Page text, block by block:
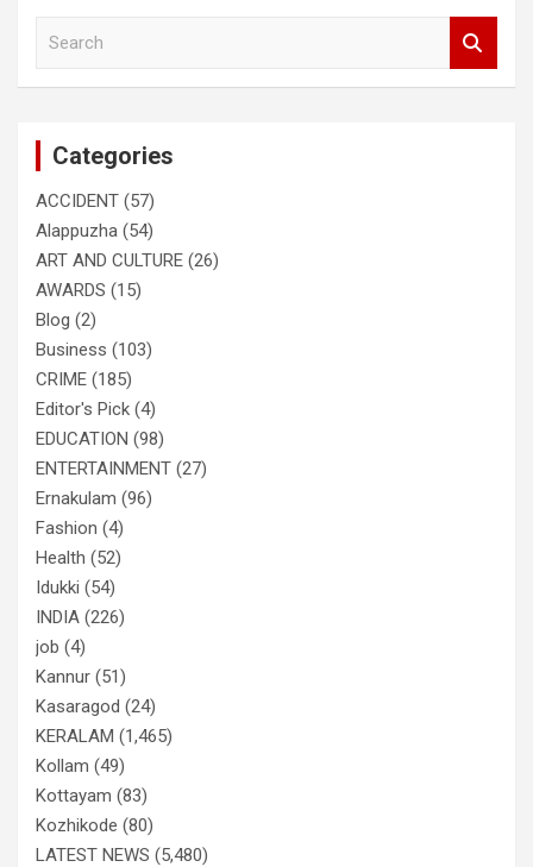
Categories
ACCIDENT (57)
Alappuzha (54)
ART AND CULTURE (26)
AWARDS (15)
Blog (2)
Business (103)
CRIME (185)
Editor's Pick (4)
EDUCATION (98)
ENTERTAINMENT (27)
Ernakulam (96)
Fashion (4)
Health (52)
Idukki (54)
INDIA (226)
job (4)
Kannur (51)
Kasaragod (24)
KERALAM (1,465)
Kollam (49)
Kottayam (83)
Kozhikode (80)
LATEST NEWS (5,480)